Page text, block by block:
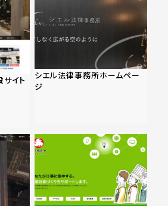
イト
シエル法律事務所ホームペー
ジ